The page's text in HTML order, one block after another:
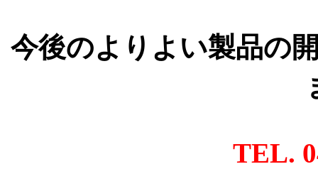
今後のよりよい製品の
TEL.